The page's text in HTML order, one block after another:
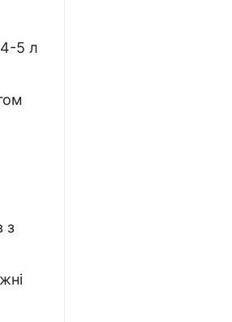
5 л
з